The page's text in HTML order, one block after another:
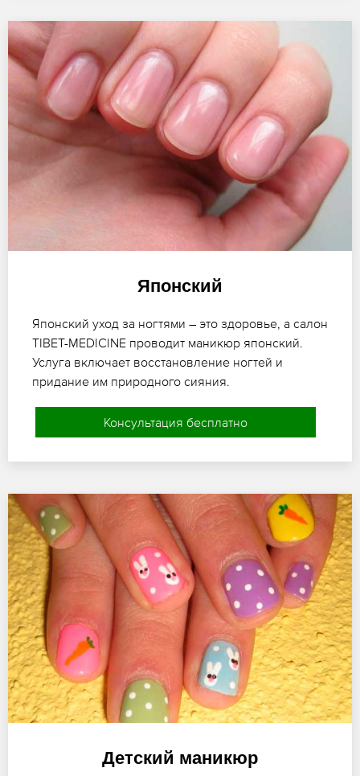
Японский
Японский уход за ногтями – это здоровье, а салон
TIBET-MEDICINE проводит маникюр японский.
Услуга включает восстановление ногтей и
придание им природного сияния.
Консультация бесплатно
Детский маникюр